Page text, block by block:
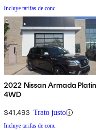
Incluye tarifas de conc.
2022 Nissan Armada
4WD
$41,493 Trato justo
Incluye tarifas de conc.